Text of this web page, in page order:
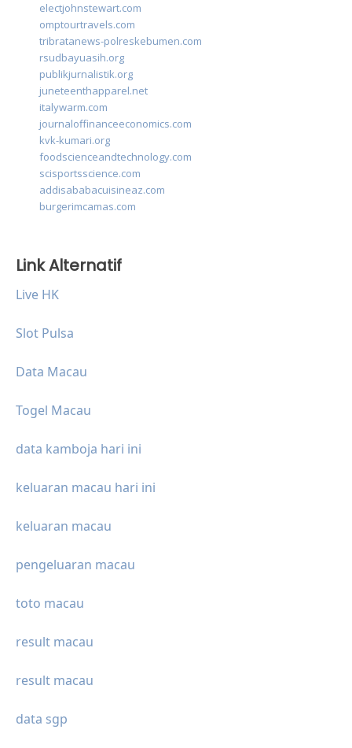
electjohnstewart.com
omptourtravels.com
tribratanews-polreskebumen.com
rsudbayuasih.org
publikjurnalistik.org
juneteenthapparel.net
italywarm.com
journaloffinanceeconomics.com
kvk-kumari.org
foodscienceandtechnology.com
scisportsscience.com
addisababacuisineaz.com
burgerimcamas.com
Link Alternatif
Live HK
Slot Pulsa
Data Macau
Togel Macau
data kamboja hari ini
keluaran macau hari ini
keluaran macau
pengeluaran macau
toto macau
result macau
result macau
data sgp